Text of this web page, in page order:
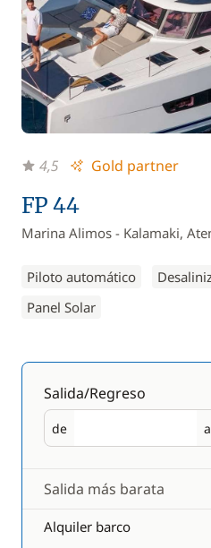
FP 44
Marina Alimos - Kalamaki,
Piloto automático
Panel Solar
4,5 Gold partner
Salida/Regreso
de
Salida a
Salida más barata
Alquiler barco